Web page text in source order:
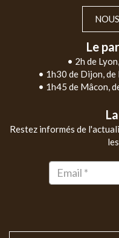
Le
• 2h de
• 1h30 de Dijon,
• 1h45 de Mâcon,
Restez informés de